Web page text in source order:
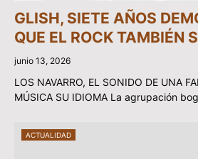
GLISH, SIETE AÑOS
QUE EL ROCK TAMBIÉN
junio 13, 2026
LOS NAVARRO, EL SONIDO DE UNA
MÚSICA SU IDIOMA La agrupación
ACTUALIDAD